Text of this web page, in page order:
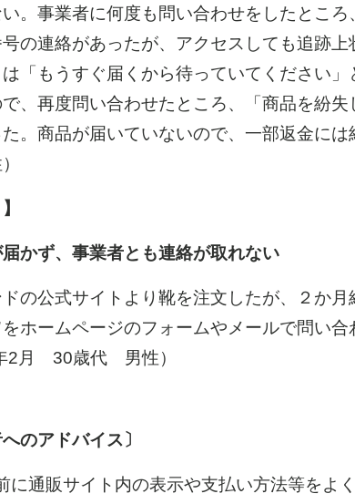
い。事業者に何度も問い合わせをしたとこ
号の連絡があったが、アクセスしても追跡
「もうすぐ届くから待っていてください
、再度問い合わせたところ、「商品を紛
。商品が届いていないので、一部返金に
かず、事業者とも連絡が取れない
の公式サイトより靴を注文したが、２か
をホームページのフォームやメールで問い合
2月 30歳代 男性）
へのアドバイス〕
に通販サイト内の表示や支払い方法等をよ